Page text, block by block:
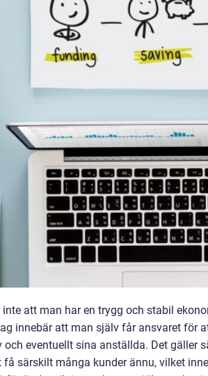
att man har en trygg och stabil
innebär att man själv får ansvaret för
eventuellt sina anställda. Det gäller
särskilt många kunder ännu, vilket